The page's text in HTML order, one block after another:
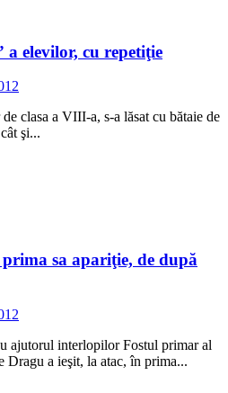
a elevilor, cu repetiţie
clasa a VIII-a, s-a lăsat cu bătaie de
şi...
sa apariţie, de după
ajutorul interlopilor Fostul primar al
a ieşit, la atac, în prima...